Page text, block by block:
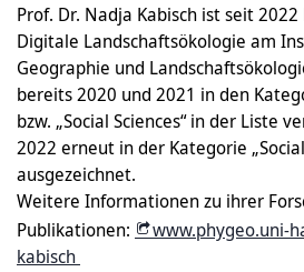
Prof. Dr. Nadja Kabisch ist seit
Digitale Landschaftsökologie am
Geographie und
bereits 2020 und 2021 in den
bzw. „Social Sciences“ in der Liste
2022 erneut in der Kategorie „Social
ausgezeichnet.
Weitere Informationen zu ihrer
Publikationen:
www.phygeo.uni-
kabisch